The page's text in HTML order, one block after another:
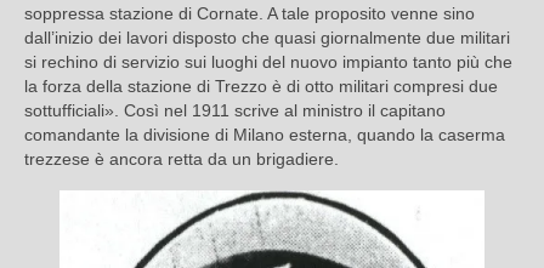
soppressa stazione di Cornate. A tale proposito venne sino
dall’inizio dei lavori disposto che quasi giornalmente due militari
si rechino di servizio sui luoghi del nuovo impianto tanto più che
la forza della stazione di Trezzo è di otto militari compresi due
sottufficiali». Così nel 1911 scrive al ministro il capitano
comandante la divisione di Milano esterna, quando la caserma
trezzese è ancora retta da un brigadiere.